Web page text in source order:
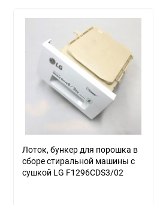
Лоток, бункер для порошка в
сборе стиральной машины с
сушкой LG F1296CDS3/02